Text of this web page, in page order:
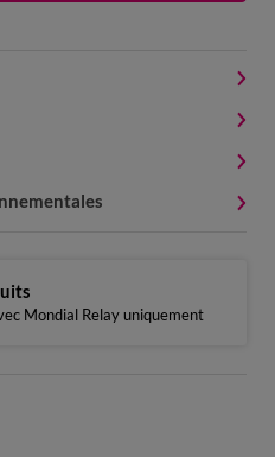
Mondial Relay uniquement